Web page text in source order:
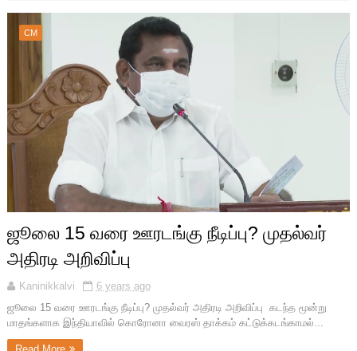
CM
ஜூலை 15 வரை ஊரடங்கு நீடிப்பு? முதல்வர்
அதிரடி அறிவிப்பு
Kaninikkalvi
6 years ago
ஜூலை 15 வரை ஊரடங்கு நீடிப்பு? முதல்வர் அதிரடி அறிவிப்பு கடந்த மூன்று
மாதங்களாக இந்தியாவில் கொரோனா வைரஸ் தாக்கம் கட்டுக்கடங்காமல்...